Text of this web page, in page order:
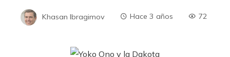
Khasan Ibragimov Hace 3 años 72